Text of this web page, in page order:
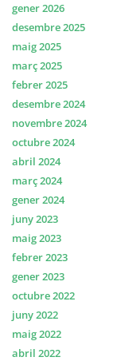
gener 2026
desembre 2025
maig 2025
març 2025
febrer 2025
desembre 2024
novembre 2024
octubre 2024
abril 2024
març 2024
gener 2024
juny 2023
maig 2023
febrer 2023
gener 2023
octubre 2022
juny 2022
maig 2022
abril 2022